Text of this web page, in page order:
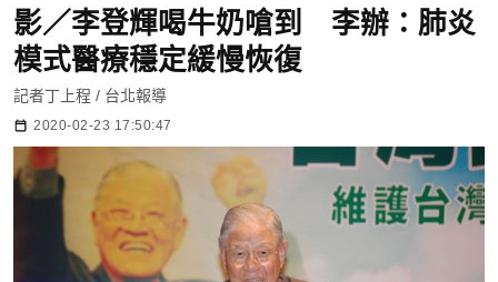
影／李登輝喝牛奶嗆到 李辦：肺炎
模式醫療穩定緩慢恢復
記者丁上程 / 台北報導
2020-02-23 17:50:47